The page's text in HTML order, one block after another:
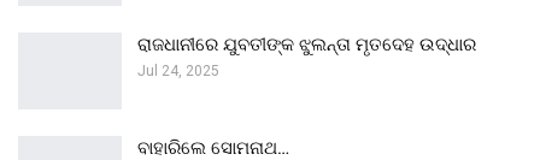
ରାଜଧାନୀରେ ଯୁବତୀଙ୍କ ଝୁଲନ୍ତା ମୃତଦେହ ଉଦ୍ଧାର
Jul 24, 2025
ବାହାରିଲେ ସୋମନାଥ…